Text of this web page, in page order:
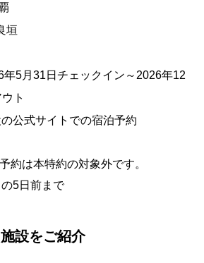
垣
年5月31日チェックイン～2026年12
ト
公式サイトでの宿泊予約
約は本特約の対象外です。
5日前まで
設をご紹介